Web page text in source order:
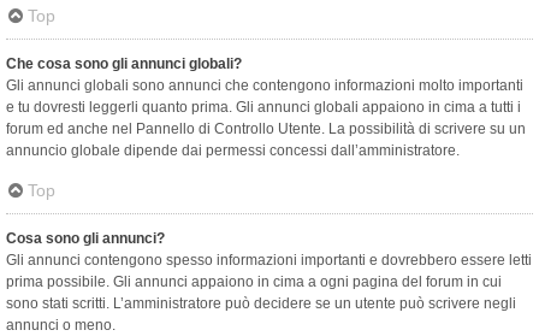
Top
Che cosa sono gli annunci globali?
Gli annunci globali sono annunci che contengono informazioni molto importanti
e tu dovresti leggerli quanto prima. Gli annunci globali appaiono in cima a tutti i
forum ed anche nel Pannello di Controllo Utente. La possibilità di scrivere su un
annuncio globale dipende dai permessi concessi dall’amministratore.
Top
Cosa sono gli annunci?
Gli annunci contengono spesso informazioni importanti e dovrebbero essere letti
prima possibile. Gli annunci appaiono in cima a ogni pagina del forum in cui
sono stati scritti. L’amministratore può decidere se un utente può scrivere negli
annunci o meno.